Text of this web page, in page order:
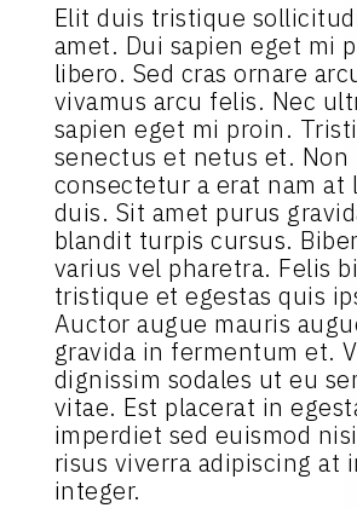
Elit duis tristique
amet. Dui sapien eget mi
libero. Sed cras ornare
vivamus arcu felis. Nec
sapien eget mi proin.
senectus et netus et. Non
consectetur a erat nam at
duis. Sit amet purus
blandit turpis cursus.
varius vel pharetra. Felis
tristique et egestas quis
Auctor augue mauris
gravida in fermentum et.
dignissim sodales ut eu
vitae. Est placerat in
imperdiet sed euismod
risus viverra adipiscing at
integer.